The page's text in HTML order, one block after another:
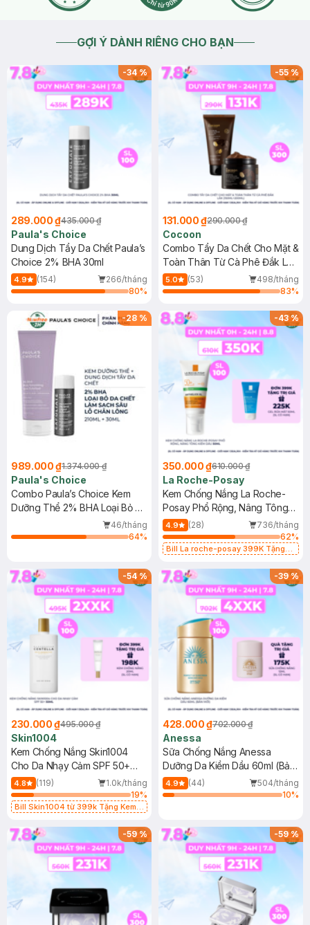
GỢI Ý DÀNH RIÊNG CHO BẠN
-34%
289.000 ₫435.000 ₫
Paula's Choice
Dung Dịch Tẩy Da Chết Paula’s
Choice 2% BHA 30ml
4.9 (154)
266/tháng
80%
-55%
131.000 ₫290.000 ₫
Cocoon
Combo Tẩy Da Chết Cho Mặt &
Toàn Thân Từ Cà Phê Đắk Lắk
(150ml+200ml)
5.0 (53)
498/tháng
83%
-28 %
989.000 ₫1.374.000 ₫
Paula's Choice
Combo Paula’s Choice Kem
Dưỡng Thể 2% BHA Loại Bỏ Da
Chết 210ml + Dung Dịch Tẩy Da
Chết 2% BHA 30ml
46/tháng
64%
-43%
350.000 ₫610.000 ₫
La Roche-Posay
Kem Chống Nắng La Roche-
Posay Phổ Rộng, Nâng Tông
Kiềm Dầu 50ml
4.9 (28)
736/tháng
62%
Bill La roche-posay 399K Tặng
(SL có hạn)
-54%
230.000 ₫495.000 ₫
Skin1004
Kem Chống Nắng Skin1004
Cho Da Nhạy Cảm SPF 50+
50ml
4.8 (119)
1.0k/tháng
19%
Bill Skin1004 từ 399k Tặng Kem
SPF 50+ 20ml (SL Có Hạn)
-39%
428.000 ₫702.000 ₫
Anessa
Sữa Chống Nắng Anessa
Dưỡng Da Kiềm Dầu 60ml (Bản
Mới)
4.9 (44)
504/tháng
10%
-59% -59%